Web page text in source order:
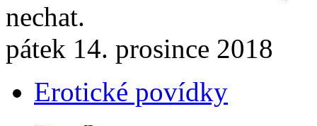
nechat.
pátek 14. prosince 2018
Erotické povídky